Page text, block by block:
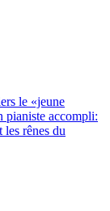
le «jeune
pianiste accompli:
rênes du